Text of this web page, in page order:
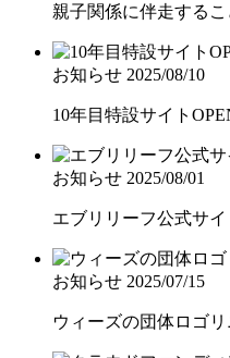
親子関係に伴走する
お知らせ 2025/08/10
10年目特設サイト
お知らせ 2025/08/01
エブリリーフ公式サイ
お知らせ 2025/07/15
ウィーズの団体ロゴリ